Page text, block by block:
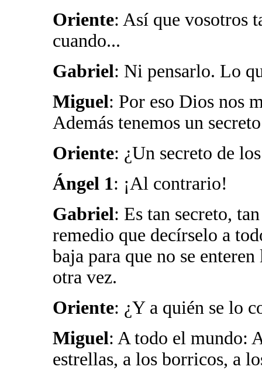
Oriente: Así que vosotros
cuando...
Gabriel: Ni pensarlo. Lo
Miguel: Por eso Dios nos
Además tenemos un
Oriente: ¿Un secreto de
Ángel 1: ¡Al contrario!
Gabriel: Es tan secreto,
remedio que decírselo a
baja para que no se
otra vez.
Oriente: ¿Y a quién se lo
Miguel: A todo el mundo:
estrellas, a los borricos, a